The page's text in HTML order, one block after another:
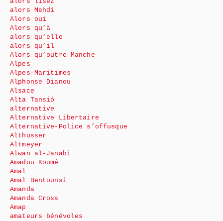
alors Mehdi
Alors oui
Alors qu’à
alors qu’elle
alors qu’il
Alors qu’outre-Manche
Alpes
Alpes-Maritimes
Alphonse Dianou
Alsace
Alta Tansió
alternative
Alternative Libertaire
Alternative-Police s’offusque
Althusser
Altmeyer
Alwan al-Janabi
Amadou Koumé
Amal
Amal Bentounsi
Amanda
Amanda Cross
Amap
amateurs bénévoles